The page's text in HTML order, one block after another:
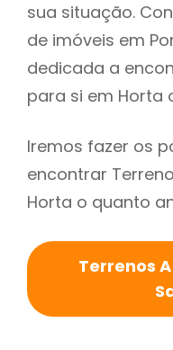
sua situação.
de imóveis em
dedicada a
para si em Horta
Iremos fazer os
encontrar
Horta o quanto
Terrenos